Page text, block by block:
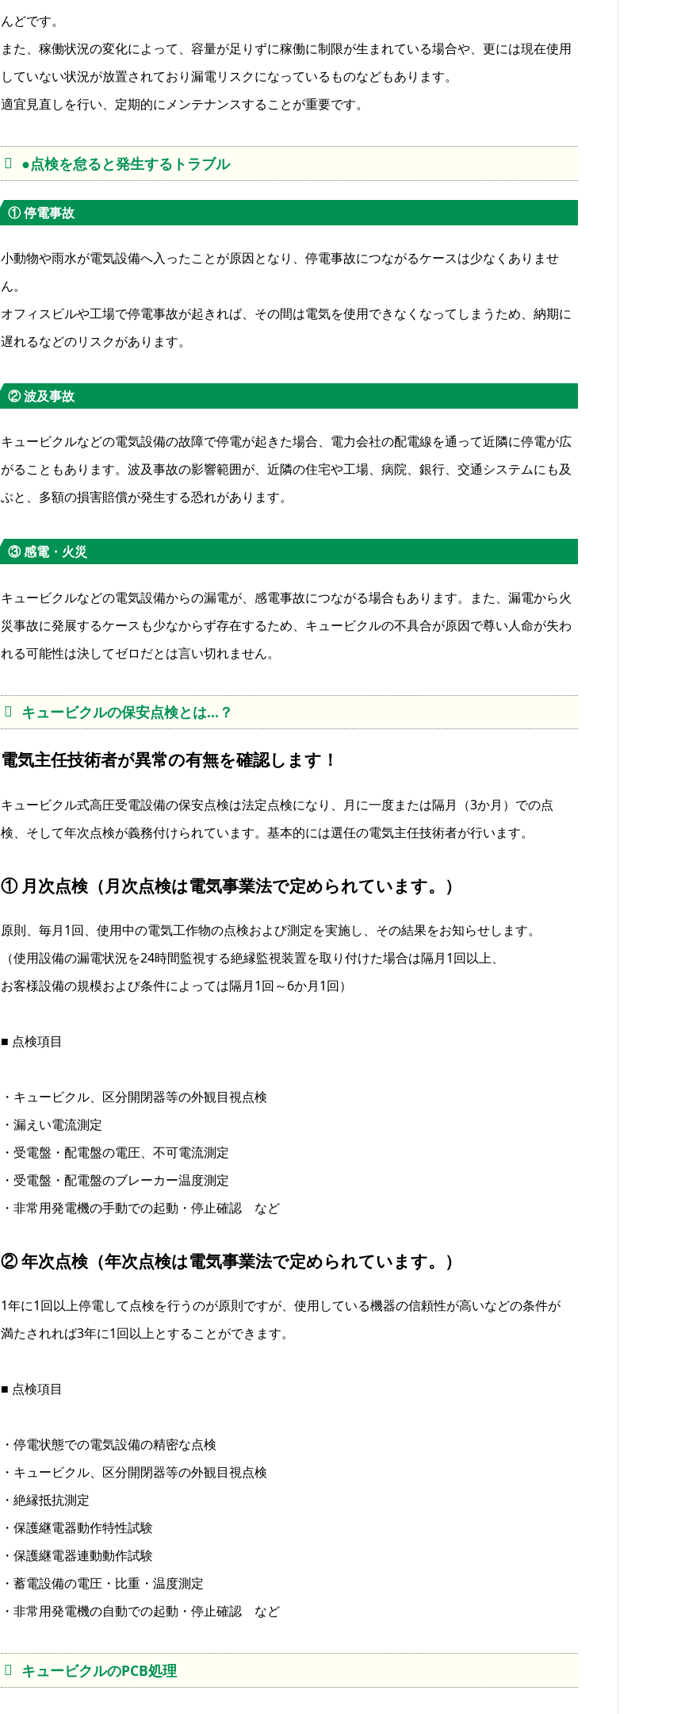
んどです。
また、稼働状況の変化によって、容量が足りずに稼働に制限が生まれている場合や、更には現在使用
していない状況が放置されており漏電リスクになっているものなどもあります。
適宜見直しを行い、定期的にメンテナンスすることが重要です。
●点検を怠ると発生するトラブル
① 停電事故
小動物や雨水が電気設備へ入ったことが原因となり、停電事故につながるケースは少なくありませ
ん。
オフィスビルや工場で停電事故が起きれば、その間は電気を使用できなくなってしまうため、納期に
遅れるなどのリスクがあります。
② 波及事故
キュービクルなどの電気設備の故障で停電が起きた場合、電力会社の配電線を通って近隣に停電が広
がることもあります。波及事故の影響範囲が、近隣の住宅や工場、病院、銀行、交通システムにも及
ぶと、多額の損害賠償が発生する恐れがあります。
③ 感電・火災
キュービクルなどの電気設備からの漏電が、感電事故につながる場合もあります。また、漏電から火
災事故に発展するケースも少なからず存在するため、キュービクルの不具合が原因で尊い人命が失わ
れる可能性は決してゼロだとは言い切れません。
キュービクルの保安点検とは…？
電気主任技術者が異常の有無を確認します！
キュービクル式高圧受電設備の保安点検は法定点検になり、月に一度または隔月（3か月）での点
検、そして年次点検が義務付けられています。基本的には選任の電気主任技術者が行います。
① 月次点検（月次点検は電気事業法で定められています。）
原則、毎月1回、使用中の電気工作物の点検および測定を実施し、その結果をお知らせします。
（使用設備の漏電状況を24時間監視する絶縁監視装置を取り付けた場合は隔月1回以上、
お客様設備の規模および条件によっては隔月1回～6か月1回）
■ 点検項目
・キュービクル、区分開閉器等の外観目視点検
・漏えい電流測定
・受電盤・配電盤の電圧、不可電流測定
・受電盤・配電盤のブレーカー温度測定
・非常用発電機の手動での起動・停止確認 など
② 年次点検（年次点検は電気事業法で定められています。）
1年に1回以上停電して点検を行うのが原則ですが、使用している機器の信頼性が高いなどの条件が
満たされれば3年に1回以上とすることができます。
■ 点検項目
・停電状態での電気設備の精密な点検
・キュービクル、区分開閉器等の外観目視点検
・絶縁抵抗測定
・保護継電器動作特性試験
・保護継電器連動動作試験
・蓄電設備の電圧・比重・温度測定
・非常用発電機の自動での起動・停止確認 など
キュービクルのPCB処理